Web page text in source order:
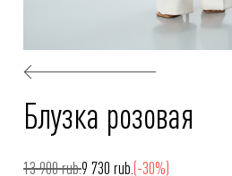
Блузка розовая
13 900 rub.9 730 rub.(-30%)